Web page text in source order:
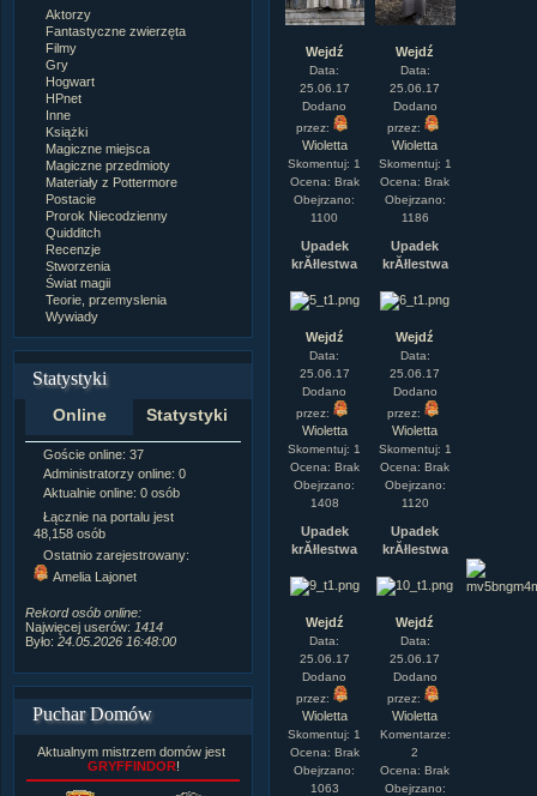
Aktorzy
Fantastyczne zwierzęta
Filmy
Gry
Hogwart
HPnet
Inne
Książki
Magiczne miejsca
Magiczne przedmioty
Materiały z Pottermore
Postacie
Prorok Niecodzienny
Quidditch
Recenzje
Stworzenia
Świat magii
Teorie, przemyslenia
Wywiady
Statystyki
Online Statystyki
Goście online: 37
Administratorzy online: 0
Aktualnie online: 0 osób
Łącznie na portalu jest
48,158 osób
Ostatnio zarejestrowany:
Amelia Lajonet
Rekord osób online:
Najwięcej userów: 1414
Było: 24.05.2026 16:48:00
Napisanych artykułów:1,087
Dodanych newsów:
10,564
Zdjęć w galerii:21,490
Postów na forum:
319,637
Komentarzy do materiałów:
Rozdanych pochwał:
3,327
Puchar Domów
Aktualnym mistrzem domów jest
GRYFFINDOR!
Wejdź
Data:
25.06.17
Dodano
przez:
Wioletta
Skomentuj: 1
Ocena: Brak
Obejrzano:
1100
Wejdź
Data:
25.06.17
Dodano
przez:
Wioletta
Skomentuj: 1
Ocena: Brak
Obejrzano:
1186
Upadek
krĂłlestwa
Wejdź
Data:
25.06.17
Dodano
przez:
Wioletta
Skomentuj: 1
Ocena: Brak
Obejrzano:
1408
Upadek
krĂłlestwa
Wejdź
Data:
25.06.17
Dodano
przez:
Wioletta
Skomentuj: 1
Ocena: Brak
Obejrzano:
1120
Upadek
krĂłlestwa
Wejdź
Data:
25.06.17
Dodano
przez:
Wioletta
Skomentuj: 1
Ocena: Brak
Obejrzano:
1063
Upadek
krĂłlestwa
Wejdź
Data:
25.06.17
Dodano
przez:
Wioletta
Komentarze:
2
Ocena: Brak
Obejrzano: